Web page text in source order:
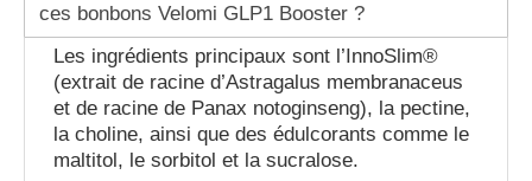
ces bonbons Velomi GLP1 Booster ?
Les ingrédients principaux sont l’InnoSlim®
(extrait de racine d’Astragalus membranaceus
et de racine de Panax notoginseng), la pectine,
la choline, ainsi que des édulcorants comme le
maltitol, le sorbitol et la sucralose.